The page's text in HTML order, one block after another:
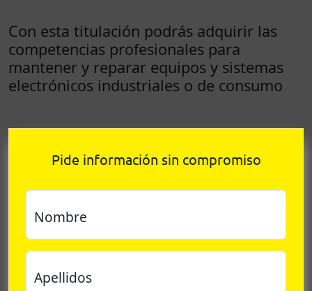
Con esta titulación podrás adquirir las
competencias profesionales para
mantener y reparar equipos y sistemas
electrónicos industriales o de consumo
Pide información sin compromiso
Nombre
Apellidos